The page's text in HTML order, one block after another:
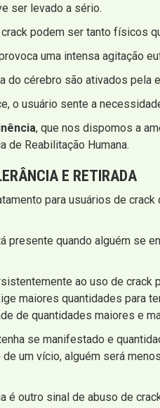
ser levado a sério.
podem ser tanto físicos
uma intensa agitação
do cérebro são ativados pela
o usuário sente a
, que nos dispomos a
de Reabilitação Humana.
E RETIRADA
para usuários de
presente quando alguém se
ao uso de crack
maiores quantidades para
de quantidades maiores e
se manifestado e
um vício, alguém será
é outro sinal de abuso de